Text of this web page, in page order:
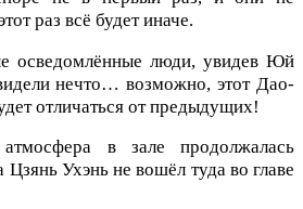
раз всё будет иначе.
осведомлённые люди, увидев Юй
нечто… возможно, этот Дао-
отличаться от предыдущих!
в зале продолжалась
Цзянь Ухэнь не вошёл туда во главе